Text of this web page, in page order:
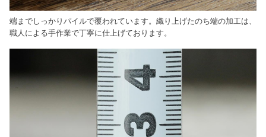
端までしっかりパイルで覆われています。織り上げたのち端の加工は、
職人による手作業で丁寧に仕上げております。